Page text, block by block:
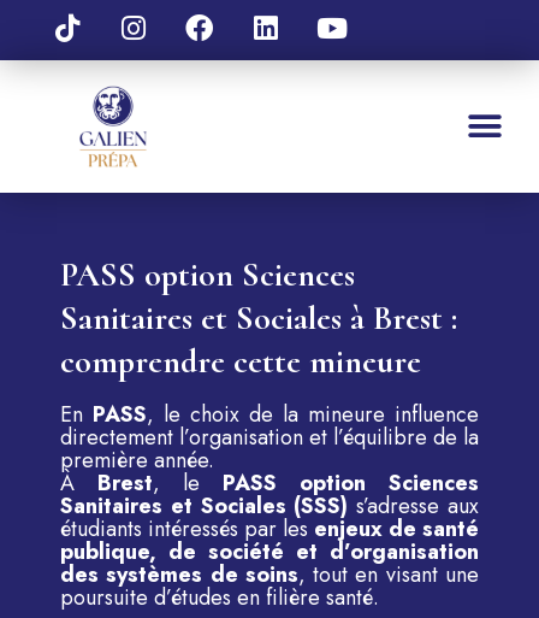
PASS option Sciences
Sanitaires et Sociales à Brest :
comprendre cette mineure
En PASS, le choix de la mineure influence
directement l’organisation et l’équilibre de la
première année.
À Brest, le PASS option Sciences
Sanitaires et Sociales (SSS) s’adresse aux
étudiants intéressés par les enjeux de santé
publique, de société et d’organisation
des systèmes de soins, tout en visant une
poursuite d’études en filière santé.